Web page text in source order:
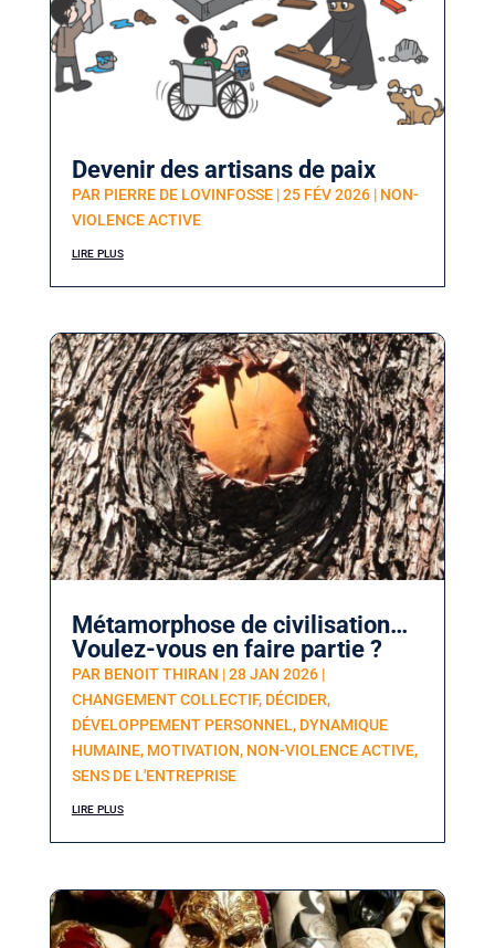
Devenir des artisans de paix
PAR PIERRE DE LOVINFOSSE|25 FÉV 2026| NON-
VIOLENCE ACTIVE
lire plus
Métamorphose de civilisation…
Voulez-vous en faire partie ?
PAR BENOIT THIRAN |28 JAN 2026|
CHANGEMENT COLLECTIF, DÉCIDER,
DÉVELOPPEMENT PERSONNEL, DYNAMIQUE
HUMAINE, MOTIVATION, NON-VIOLENCE ACTIVE,
SENS DE L'ENTREPRISE
lire plus